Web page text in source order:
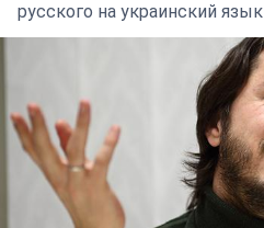
русского на украинский язык